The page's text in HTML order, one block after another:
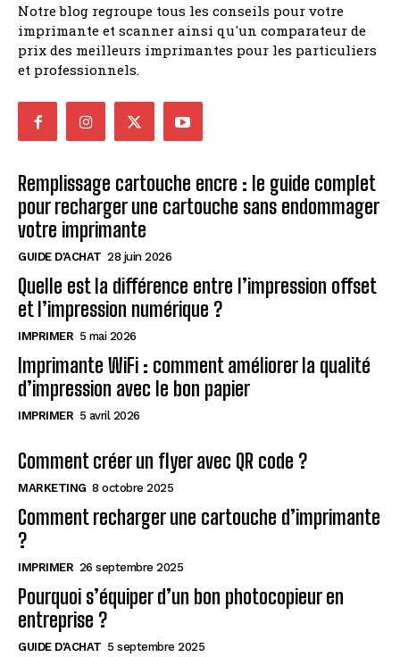
Notre blog regroupe tous les conseils pour votre
imprimante et scanner ainsi qu'un comparateur de
prix des meilleurs imprimantes pour les particuliers
et professionnels.
Remplissage cartouche encre : le guide complet
pour recharger une cartouche sans endommager
votre imprimante
GUIDE D'ACHAT 28 juin 2026
Quelle est la différence entre l’impression offset
et l’impression numérique ?
IMPRIMER 5 mai 2026
Imprimante WiFi : comment améliorer la qualité
d’impression avec le bon papier
IMPRIMER 5 avril 2026
Comment créer un flyer avec QR code ?
MARKETING 8 octobre 2025
Comment recharger une cartouche d’imprimante
?
IMPRIMER 26 septembre 2025
Pourquoi s’équiper d’un bon photocopieur en
entreprise ?
GUIDE D'ACHAT 5 septembre 2025